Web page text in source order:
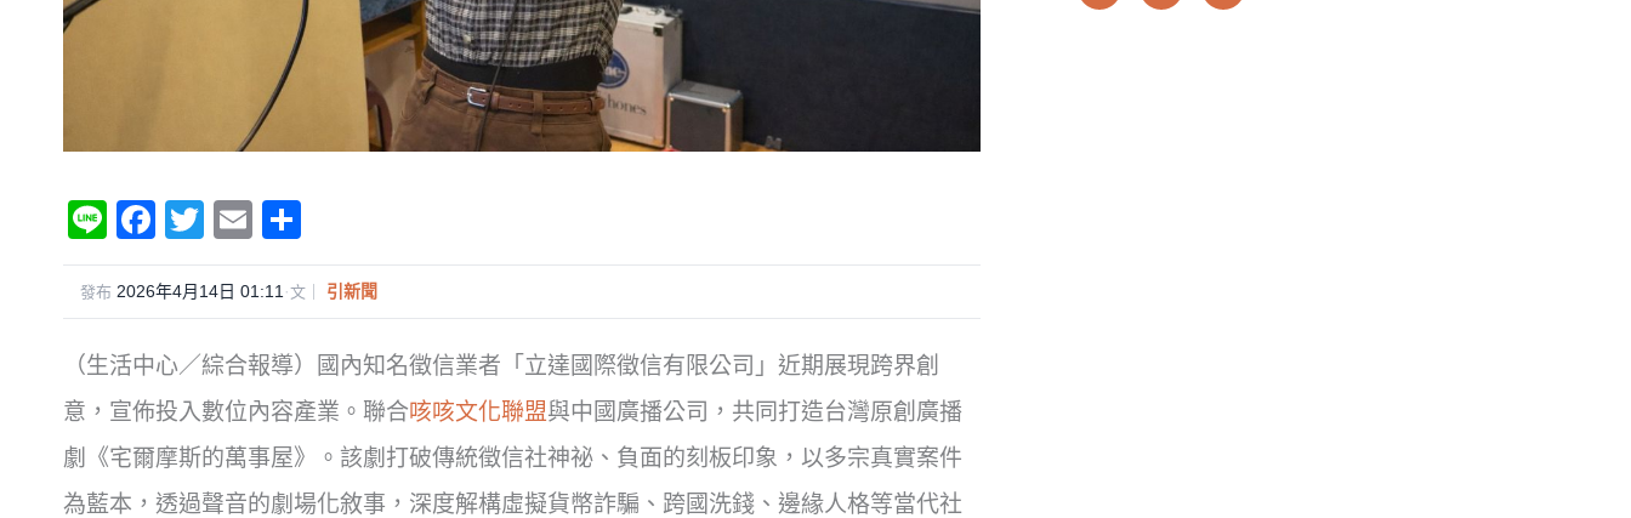
Li
n
e
F
a
c
b
o
o
k
T
wi
tt
E
m
ail
享
發布 2026年4月14日 01:11 ·文｜ 引新聞
（生活中心／綜合報導）國內知名徵信業者「立達國際徵信有限公司」近期展現跨界創
意，宣佈投入數位內容產業。聯合咳咳文化聯盟與中國廣播公司，共同打造台灣原創廣播
劇《宅爾摩斯的萬事屋》。該劇打破傳統徵信社神祕、負面的刻板印象，以多宗真實案件
為藍本，透過聲音的劇場化敘事，深度解構虛擬貨幣詐騙、跨國洗錢、邊緣人格等當代社